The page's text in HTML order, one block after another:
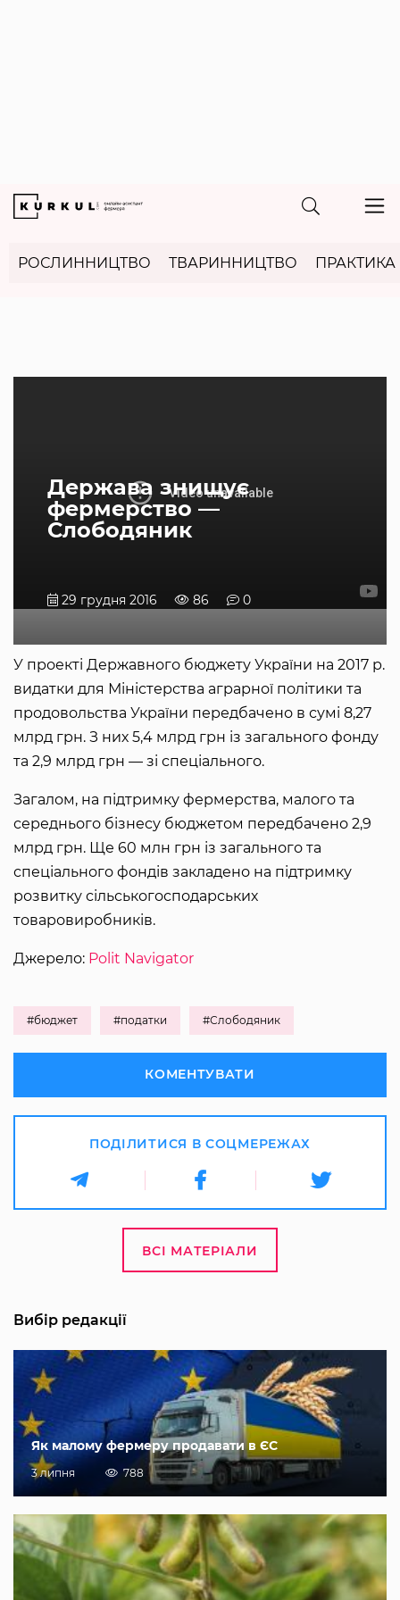
РОСЛИННИЦТВО ТВАРИННИЦТВО ПРАКТИКА
Держава знищує
фермерство —
Слободяник
29 грудня 2016 86 0
У проекті Державного бюджету України на 2017 р.
видатки для Міністерства аграрної політики та
продовольства України передбачено в сумі 8,27
млрд грн. З них 5,4 млрд грн із загального фонду
та 2,9 млрд грн — зі спеціального.
Загалом, на підтримку фермерства, малого та
середнього бізнесу бюджетом передбачено 2,9
млрд грн. Ще 60 млн грн із загального та
спеціального фондів закладено на підтримку
розвитку сільськогосподарських
товаровиробників.
Джерело: Polit Navigator
#бюджет #податки #Слободяник
КОМЕНТУВАТИ
ПОДІЛИТИСЯ В СОЦМЕРЕЖАХ
ВСІ МАТЕРІАЛИ
Вибір редакції
Як малому фермеру продавати в ЄС
3 липня 788